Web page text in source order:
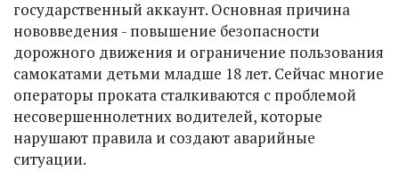
государственный аккаунт. Основная причина
нововведения - повышение безопасности
дорожного движения и ограничение пользования
самокатами детьми младше 18 лет. Сейчас многие
операторы проката сталкиваются с проблемой
несовершеннолетних водителей, которые
нарушают правила и создают аварийные
ситуации.